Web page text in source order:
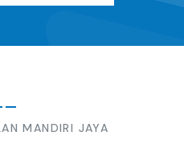
MANDIRI JAYA